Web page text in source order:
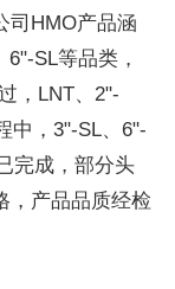
司HMO产品涵
SL等品类，
，LNT、2"-
中，3"-SL、6"-
完成，部分头
，产品品质经检